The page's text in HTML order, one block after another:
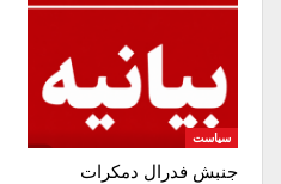
سیاست
جنبش فدرال دمکرات